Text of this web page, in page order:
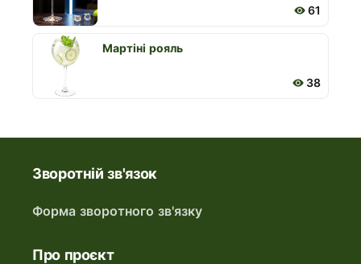
61
38
Мартіні рояль
Зворотній зв'язок
Форма зворотного зв'язку
Про проєкт